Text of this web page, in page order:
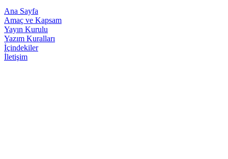
Ana Sayfa
Amaç ve Kapsam
Yayın Kurulu
Yazım Kuralları
İçindekiler
İletişim